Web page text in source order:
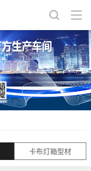
卡布灯箱型材